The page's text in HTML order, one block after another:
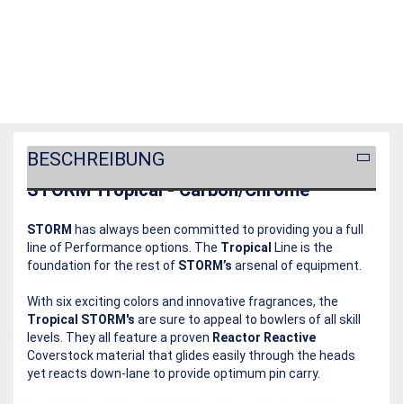
BESCHREIBUNG
STORM Tropical - Carbon/Chrome
STORM has always been committed to providing you a full
line of Performance options. The Tropical
Line is the
foundation for the rest of STORM’s arsenal of equipment.
With six exciting colors and innovative fragrances, the
Tropical STORM's are sure to appeal to bowlers of all skill
levels. They all feature a proven Reactor Reactive
Coverstock material that glides easily through the heads
yet reacts down-lane to provide optimum pin carry.